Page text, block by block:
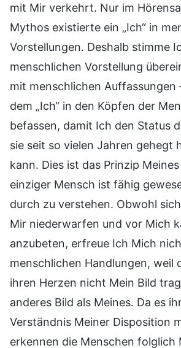
mit Mir verkehrt. Nur im
Mythos existierte ein „Ich“ in
Vorstellungen. Deshalb stimme
menschlichen Vorstellung
mit menschlichen Auffassungen
dem „Ich“ in den Köpfen der
befassen, damit Ich den Status
sie seit so vielen Jahren gehegt
kann. Dies ist das Prinzip
einziger Mensch ist fähig
durch zu verstehen. Obwohl
Mir niederwarfen und vor Mich
anzubeten, erfreue Ich Mich
menschlichen Handlungen, weil
ihren Herzen nicht Mein Bild
anderes Bild als Meines. Da es
Verständnis Meiner Disposition
erkennen die Menschen folglich